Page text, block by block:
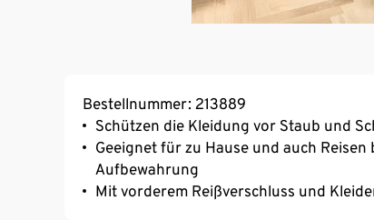
Bestellnummer: 213889
Schützen die Kleidung vor Staub und
Geeignet für zu Hause und auch
Aufbewahrung
Mit vorderem Reißverschluss und